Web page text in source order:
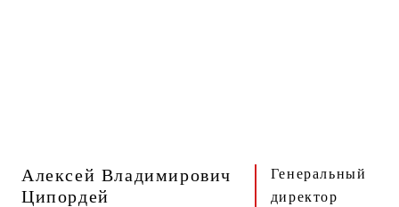
Алексей Владимирович
Ципордей
Генеральный
директор